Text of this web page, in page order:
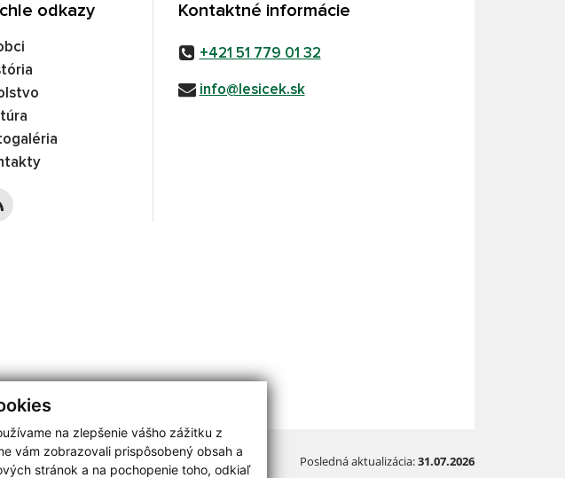
na zlepšenie vášho zážitku z
vám zobrazovali prispôsobený obsah a
stránok a na pochopenie toho, odkiaľ
odkazy Kontaktné informácie
+421 51 779 01 32
info@lesicek.sk
Posledná aktualizácia:31.07.2026